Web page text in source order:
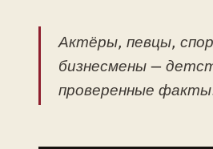
Актёры, певцы,
бизнесмены —
проверенные